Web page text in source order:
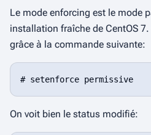
Le mode enforcing est le mode
installation fraîche de CentOS
grâce à la commande suivante:
On voit bien le status modifié: